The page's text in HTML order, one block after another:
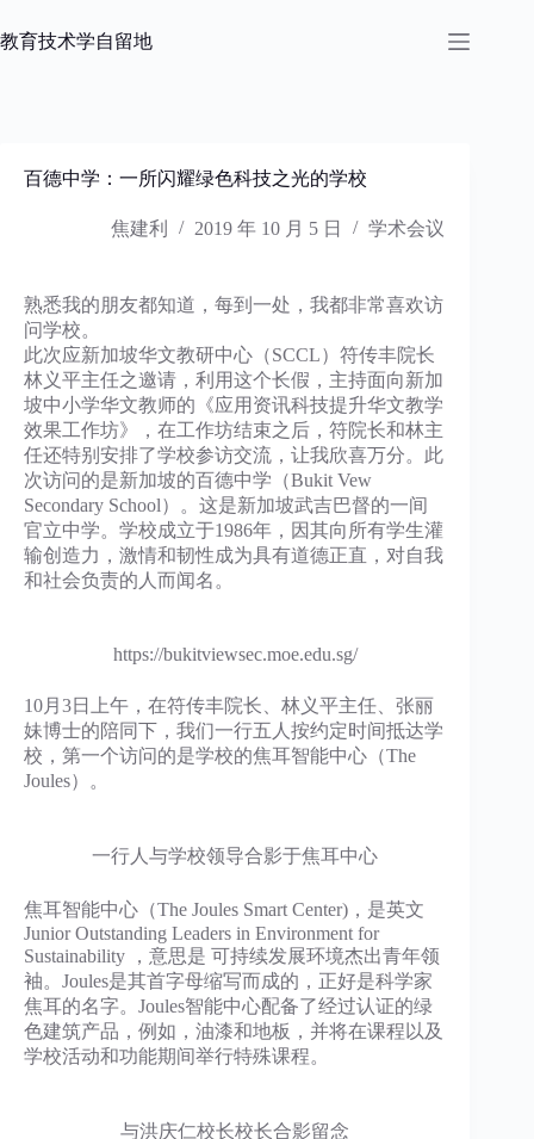
过
教育技术学自留地
百德中学：一所闪耀绿色科技之光的学校
焦建利 2019 年 10 月 5 日 学术会议
熟悉我的朋友都知道，每到一处，我都非常喜欢访
问学校。
此次应新加坡华文教研中心（SCCL）符传丰院长
林义平主任之邀请，利用这个长假，主持面向新加
坡中小学华文教师的《应用资讯科技提升华文教学
效果工作坊》，在工作坊结束之后，符院长和林主
任还特别安排了学校参访交流，让我欣喜万分。此
次访问的是新加坡的百德中学（Bukit Vew
Secondary School）。这是新加坡武吉巴督的一间
官立中学。学校成立于1986年，因其向所有学生灌
输创造力，激情和韧性成为具有道德正直，对自我
和社会负责的人而闻名。
https://bukitviewsec.moe.edu.sg/
10月3日上午，在符传丰院长、林义平主任、张丽
妹博士的陪同下，我们一行五人按约定时间抵达学
校，第一个访问的是学校的焦耳智能中心（The
Joules）。
一行人与学校领导合影于焦耳中心
焦耳智能中心（The Joules Smart Center)，是英文
Junior Outstanding Leaders in Environment for
Sustainability ，意思是 可持续发展环境杰出青年领
袖。Joules是其首字母缩写而成的，正好是科学家
焦耳的名字。Joules智能中心配备了经过认证的绿
色建筑产品，例如，油漆和地板，并将在课程以及
学校活动和功能期间举行特殊课程。
与洪庆仁校长校长合影留念